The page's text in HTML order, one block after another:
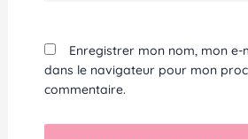
Enregistrer mon nom, mon e-
dans le navigateur pour mon
commentaire.